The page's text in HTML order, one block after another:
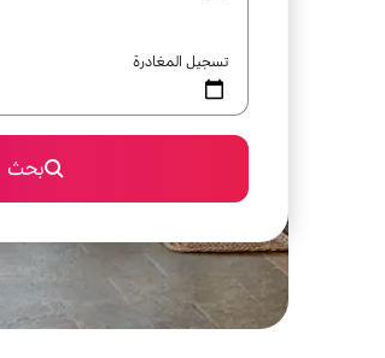
تسجيل المغادرة
بحث